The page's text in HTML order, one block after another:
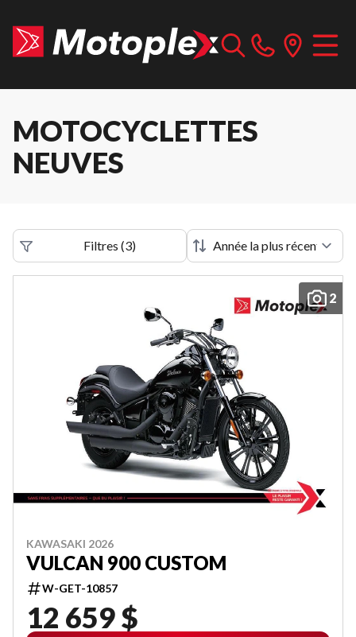
MOTOCYCLETTES
NEUVES
Filtres (3)
2
KAWASAKI 2026
VULCAN 900 CUSTOM
W-GET-10857
12 659 $